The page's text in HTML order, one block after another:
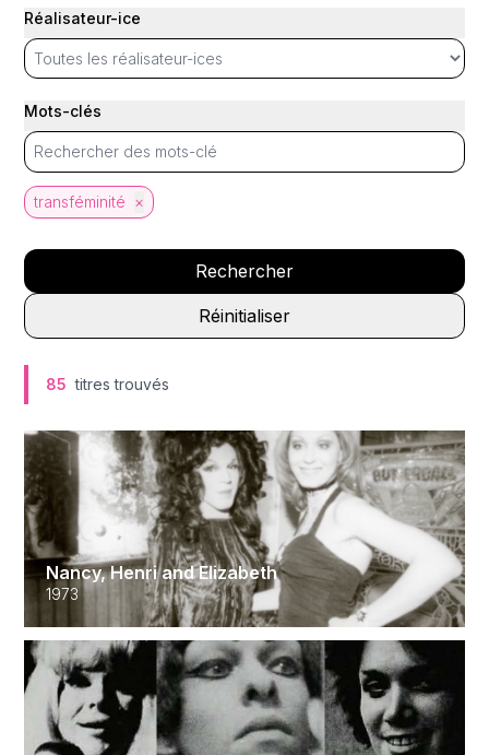
Réalisateur-ice
Mots-clés
transféminité ×
Rechercher
Réinitialiser
85 titres trouvés
Nancy, Henri and Elizabeth
1973